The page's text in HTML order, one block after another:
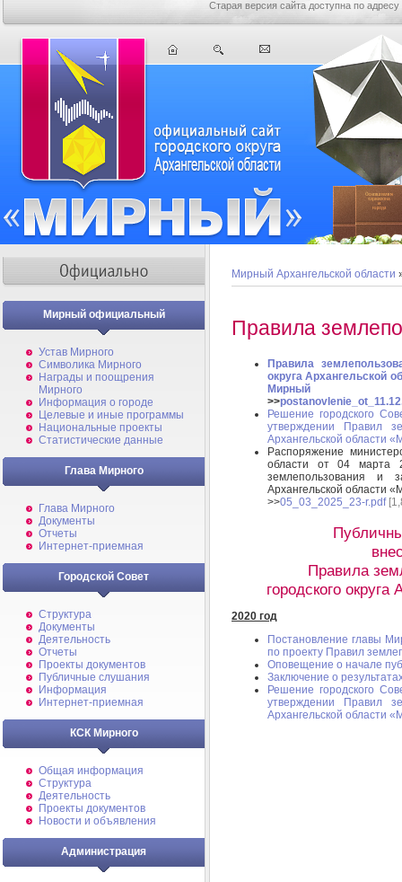
Старая версия сайта доступна по адресу
Мирный официальный
Устав Мирного
Символика Мирного
Награды и поощрения
Мирного
Информация о городе
Целевые и иные программы
Национальные проекты
Статистические данные
Глава Мирного
Глава Мирного
Документы
Отчеты
Интернет-приемная
Городской Совет
Структура
Документы
Деятельность
Отчеты
Проекты документов
Публичные слушания
Информация
Интернет-приемная
КСК Мирного
Общая информация
Структура
Деятельность
Проекты документов
Новости и объявления
Администрация
Мирный Архангельской области
Правила
Правила
округа Архангельской
Мирный
>>
Решение городского
утверждении Правил
Архангельской области
Распоряжение
области от 04 марта
землепользования и
Архангельской области
>>05_03_2025_23-r.pdf
Правила
городского
2020 год
Постановление главы
по проекту Правил
Оповещение о начале
Заключение о
Решение городского
утверждении Правил
Архангельской области